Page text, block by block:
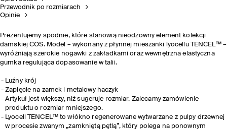
Przewodnik po rozmiarach
Opinie
Prezentujemy spodnie, które stanowią nieodzowny element kolekcji
damskiej COS. Model – wykonany z płynnej mieszanki lyocellu TENCEL™ –
wyróżniają szerokie nogawki z zakładkami oraz wewnętrzna elastyczna
gumka regulująca dopasowanie w talii.
Luźny krój
Zapięcie na zamek i metalowy haczyk
Artykuł jest większy, niż sugeruje rozmiar. Zalecamy zamówienie
produktu o rozmiar mniejszego.
Lyocell TENCEL™ to włókno regenerowane wytwarzane z pulpy drzewnej
w procesie zwanym „zamkniętą pętlą”, który polega na ponownym